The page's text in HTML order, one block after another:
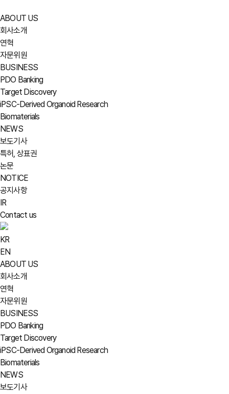
ABOUT US
회사소개
연혁
자문위원
BUSINESS
PDO Banking
Target Discovery
iPSC-Derived Organoid Research
Biomaterials
NEWS
보도기사
특허, 상표권
논문
NOTICE
공지사항
IR
Contact us
KR
EN
ABOUT US
회사소개
연혁
자문위원
BUSINESS
PDO Banking
Target Discovery
iPSC-Derived Organoid Research
Biomaterials
NEWS
보도기사